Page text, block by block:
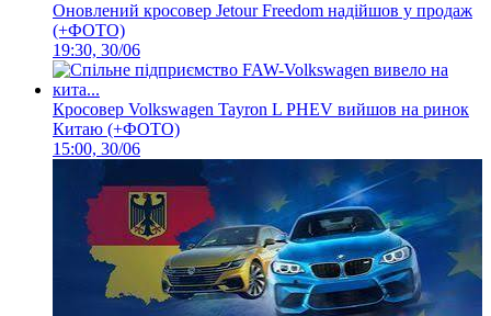
Оновлений кросовер Jetour Freedom надійшов у продаж
(+ФОТО)
19:30, 30/06
Кросовер Volkswagen Tayron L PHEV вийшов на ринок
Китаю (+ФОТО)
15:00, 30/06